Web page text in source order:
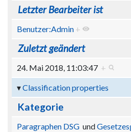
Letzter Bearbeiter ist
Benutzer:Admin +
Zuletzt geändert
24. Mai 2018, 11:03:47 +
Classification properties
Kategorie
Paragraphen DSGund